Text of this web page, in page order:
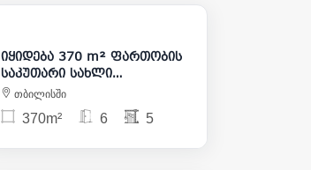
1 400 000
იყიდება 370 m² ფართობის
საკუთარი სახლი
საბურთალოზე
თბილისში
370m² 6 5